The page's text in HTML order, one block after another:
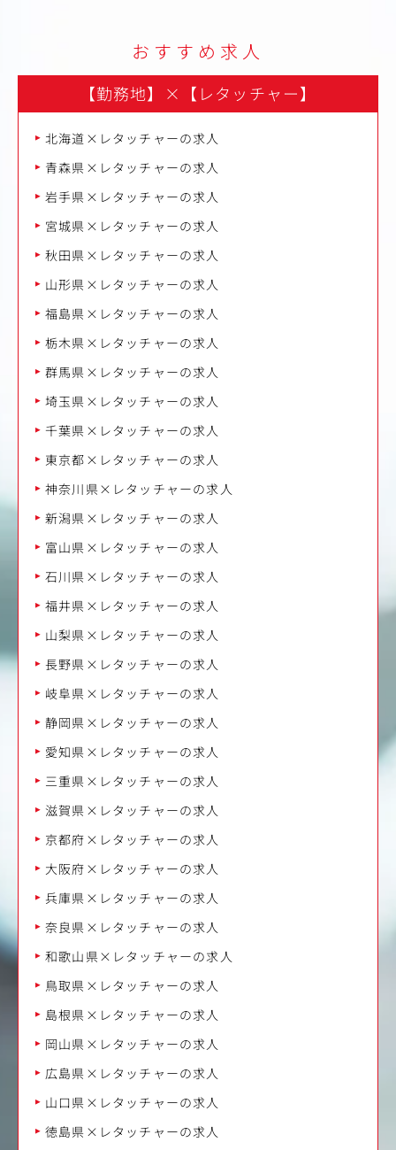
おすすめ求人
【勤務地】 × 【レタッチャー】
北海道×レタッチャーの求人
青森県×レタッチャーの求人
岩手県×レタッチャーの求人
宮城県×レタッチャーの求人
秋田県×レタッチャーの求人
山形県×レタッチャーの求人
福島県×レタッチャーの求人
栃木県×レタッチャーの求人
群馬県×レタッチャーの求人
埼玉県×レタッチャーの求人
千葉県×レタッチャーの求人
東京都×レタッチャーの求人
神奈川県×レタッチャーの求人
新潟県×レタッチャーの求人
富山県×レタッチャーの求人
石川県×レタッチャーの求人
福井県×レタッチャーの求人
山梨県×レタッチャーの求人
長野県×レタッチャーの求人
岐阜県×レタッチャーの求人
静岡県×レタッチャーの求人
愛知県×レタッチャーの求人
三重県×レタッチャーの求人
滋賀県×レタッチャーの求人
京都府×レタッチャーの求人
大阪府×レタッチャーの求人
兵庫県×レタッチャーの求人
奈良県×レタッチャーの求人
和歌山県×レタッチャーの求人
鳥取県×レタッチャーの求人
島根県×レタッチャーの求人
岡山県×レタッチャーの求人
広島県×レタッチャーの求人
山口県×レタッチャーの求人
徳島県×レタッチャーの求人